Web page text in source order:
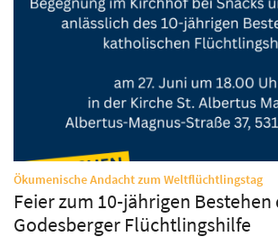
Ökumenische Andacht zum Weltflüchtlingstag:
Feier zum 10-jährigen Bestehen
Godesberger Flüchtlingshilfe